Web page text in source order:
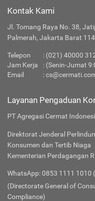
Kontak Kami
Jl. Tomang Raya No. 38,
Palmerah, Jakarta Barat
Telepon : (021) 40000
Jam Kerja
: (Senin-Jumat
Email
:
Layanan Pengaduan
PT Agregasi Cermat
Direktorat Jenderal
Konsumen dan Tertib Niaga
Kementerian Perdagangan
WhatsApp: 0853 1111 1010
(Directorate General of
Compliance)